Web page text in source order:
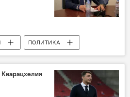
ПОЛИТИКА
Мамука Хазарадзе
Грузия